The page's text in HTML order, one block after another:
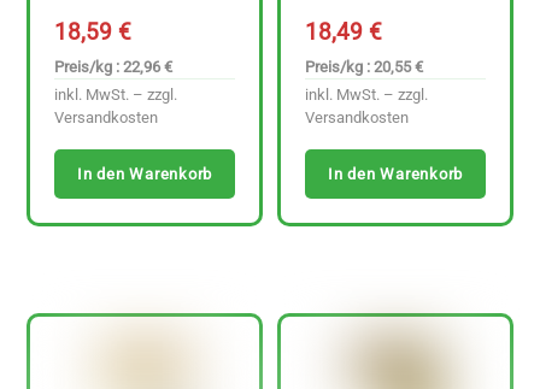
18,59€
Preis/kg : 22,96 €
inkl. MwSt. – zzgl.
Versandkosten
In den Warenkorb
18,49€
Preis/kg : 20,55 €
inkl. MwSt. – zzgl.
Versandkosten
In den Warenkorb